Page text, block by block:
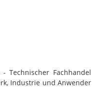
- Technischer Fachhandel
Industrie und Anwender